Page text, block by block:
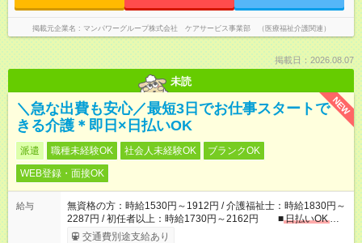
掲載元企業名 マンパワーグループ株式会社 ケアサービス事業部 （医療福祉介護関連）
掲載日：2026.08.07
未読
NEW
＼急な出費も安心／最短3日でお仕事スタートで
きる介護＊即日×日払いOK
派遣 職種未経験OK 社会人未経験OK
ブランクOK
WEB登録・面接OK
給与
無資格の方：時給1530円～1912円 / 介護福祉士：時給1830円～
2287円 / 初任者以上：時給1730円～2162円 ■日払いOK ■
日収例：1万2240円（時給1530円×8h）
交通費別途支給あり